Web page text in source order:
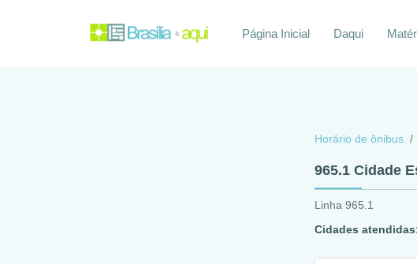
Página Inicial Daqui
Horário de ônibus
965.1 Cidade
Linha 965.1
Cidades